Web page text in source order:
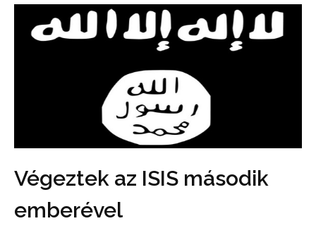
Végeztek az ISIS második
emberével